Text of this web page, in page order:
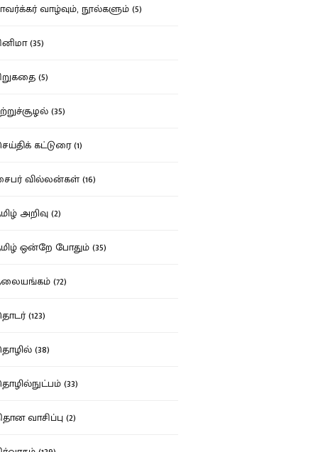
வாழ்வும், நூல்களும் (5)
(35)
(5)
(35)
கட்டுரை (1)
வில்லன்கள் (16)
அறிவு (2)
ஒன்றே போதும் (35)
(72)
(123)
(38)
(33)
வாசிப்பு (2)